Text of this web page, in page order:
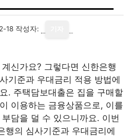
18 작성자:
신가요? 그렇다면 신한은행
기준과 우대금리 적용 방법에
. 주택담보대출은 집을 구매할
이용하는 금융상품으로, 이를
담을 덜 수 있으니까요. 이번
행의 심사기준과 우대금리에